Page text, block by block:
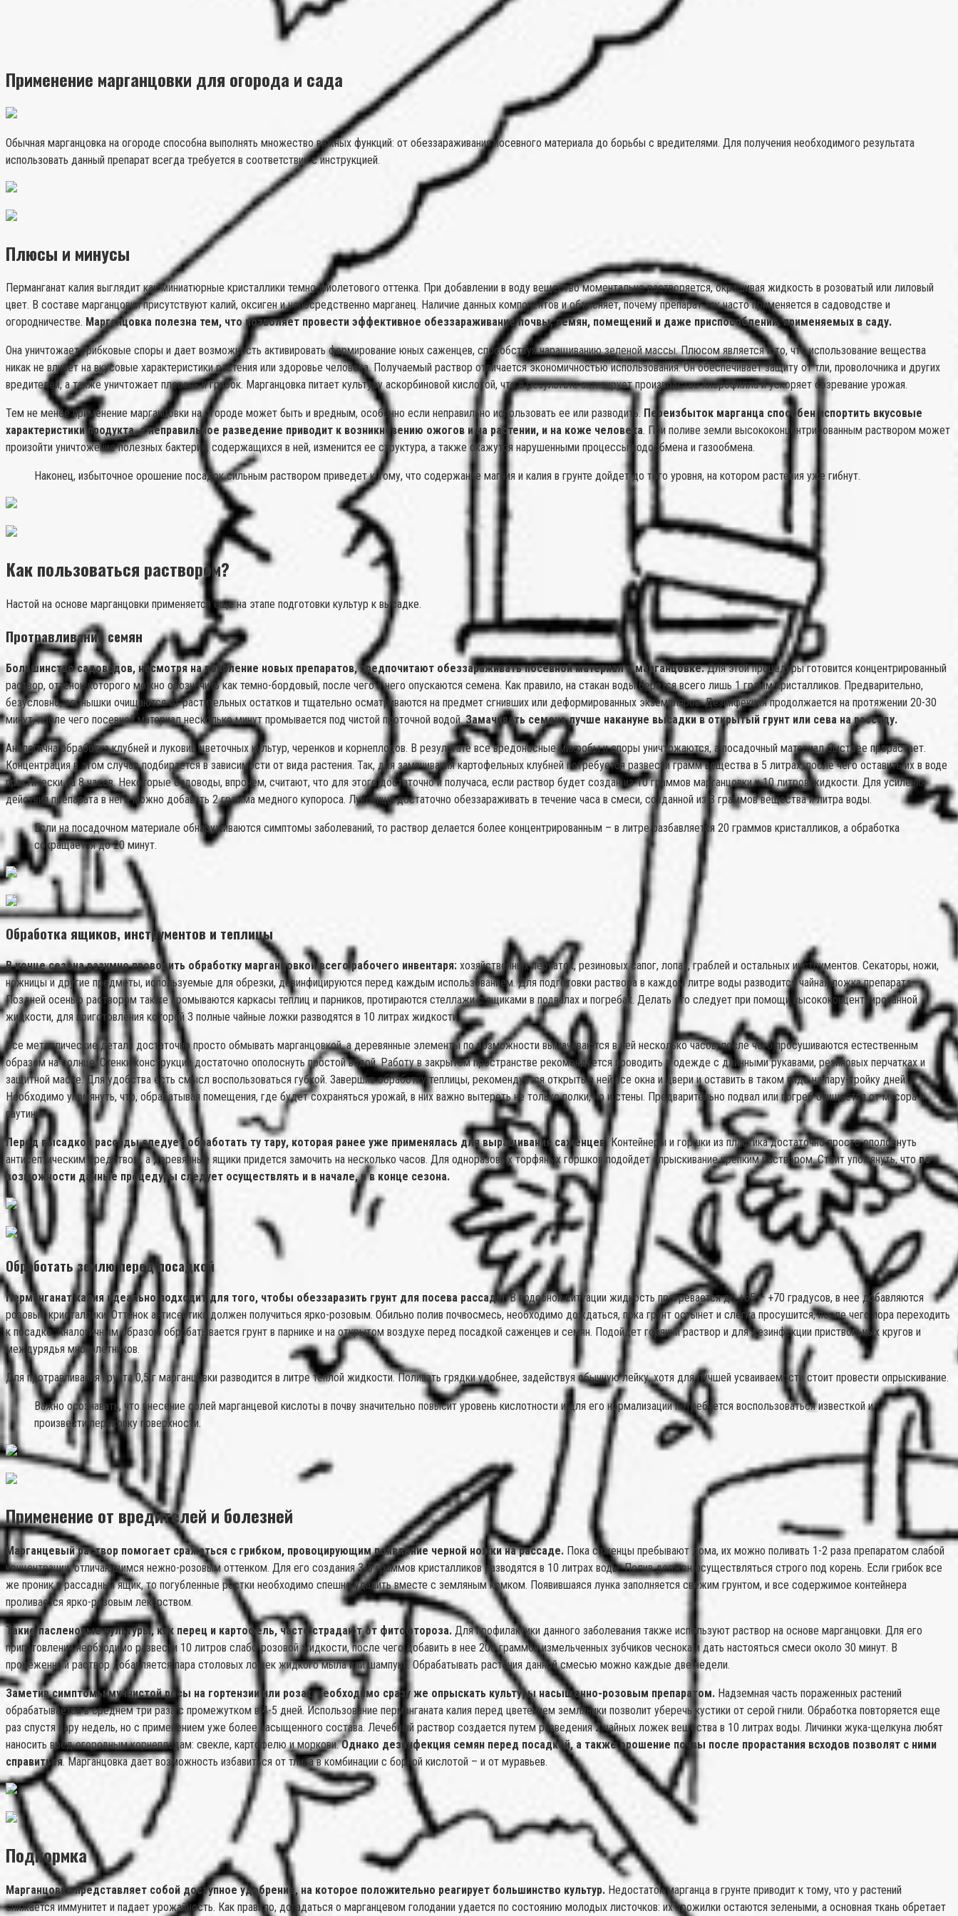
Применение марганцовки для огорода и сада
Обычная марганцовка на огороде способна выполнять множество важных функций: от обеззараживания посевного материала до борьбы с вредителями. Для получения необходимого результата
использовать данный препарат всегда требуется в соответствии с инструкцией.
Плюсы и минусы
Перманганат калия выглядит как миниатюрные кристаллики темно-фиолетового оттенка. При добавлении в воду вещество моментально растворяется, окрашивая жидкость в розоватый или лиловый
цвет. В составе марганцовки присутствуют калий, оксиген и непосредственно марганец. Наличие данных компонентов и объясняет, почему препарат так часто применяется в садоводстве и
огородничестве. Марганцовка полезна тем, что позволяет провести эффективное обеззараживание почвы, семян, помещений и даже приспособлений, применяемых в саду.
Она уничтожает грибковые споры и дает возможность активировать формирование юных саженцев, способствуя наращиванию зеленой массы. Плюсом является и то, что использование вещества
никак не влияет на вкусовые характеристики растения или здоровье человека. Получаемый раствор отличается экономичностью использования. Он обеспечивает защиту от тли, проволочника и других
вредителей, а также уничтожает плесень и грибок. Марганцовка питает культуру аскорбиновой кислотой, что в результате активирует производство хлорофилла и ускоряет созревание урожая.
Тем не менее применение марганцовки на огороде может быть и вредным, особенно если неправильно использовать ее или разводить. Переизбыток марганца способен испортить вкусовые
характеристики продукта, а неправильное разведение приводит к возникновению ожогов и на растении, и на коже человека. При поливе земли высококонцентрированным раствором может
произойти уничтожение полезных бактерий, содержащихся в ней, изменится ее структура, а также окажутся нарушенными процессы водообмена и газообмена.
Наконец, избыточное орошение посадок сильным раствором приведет к тому, что содержание магния и калия в грунте дойдет до того уровня, на котором растения уже гибнут.
Как пользоваться раствором?
Настой на основе марганцовки применяется еще на этапе подготовки культур к высадке.
Протравливание семян
Большинство садоводов, несмотря на появление новых препаратов, предпочитают обеззараживать посевной материал в марганцовке.Для этой процедуры готовится концентрированный
раствор, оттенок которого можно обозначить как темно-бордовый, после чего в него опускаются семена. Как правило, на стакан воды берется всего лишь 1 грамм кристалликов. Предварительно,
безусловно, зернышки очищаются от растительных остатков и тщательно осматриваются на предмет сгнивших или деформированных экземпляров. Дезинфекция продолжается на протяжении 20-30
минут, после чего посевной материал несколько минут промывается под чистой проточной водой.Замачивать семена лучше накануне высадки в открытый грунт или сева на рассаду.
Аналогична обработка клубней и луковиц цветочных культур, черенков и корнеплодов. В результате все вредоносные микробы и споры уничтожаются, а посадочный материал быстрее прорастает.
Концентрация в этом случае подбирается в зависимости от вида растения. Так, для замачивания картофельных клубней потребуется развести грамм вещества в 5 литрах, после чего оставить их в воде
практически на 8 часов. Некоторые садоводы, впрочем, считают, что для этого достаточно и получаса, если раствор будет создан из 10 граммов марганцовки и 10 литров жидкости. Для усиления
действия препарата в него можно добавить 2 грамма медного купороса. Луковицы достаточно обеззараживать в течение часа в смеси, созданной из 3 граммов вещества и литра воды.
Если на посадочном материале обнаруживаются симптомы заболеваний, то раствор делается более концентрированным – в литре разбавляется 20 граммов кристалликов, а обработка
сокращается до 20 минут.
Обработка ящиков, инструментов и теплицы
В конце сезона разумно проводить обработку марганцовкой всего рабочего инвентаря: хозяйственных перчаток, резиновых сапог, лопат, граблей и остальных инструментов. Секаторы, ножи,
ножницы и другие предметы, используемые для обрезки, дезинфицируются перед каждым использованием. Для подготовки раствора в каждом литре воды разводится чайная ложка препарата.
Поздней осенью раствором также промываются каркасы теплиц и парников, протираются стеллажи с ящиками в подвалах и погребах. Делать это следует при помощи высококонцентрированной
жидкости, для приготовления которой 3 полные чайные ложки разводятся в 10 литрах жидкости.
Все металлические детали достаточно просто обмывать марганцовкой, а деревянные элементы по возможности вымачиваются в ней несколько часов, после чего просушиваются естественным
образом на солнце. Стенки конструкции достаточно ополоснуть простой водой. Работу в закрытом пространстве рекомендуется проводить в одежде с длинными рукавами, резиновых перчатках и
защитной маске. Для удобства есть смысл воспользоваться губкой. Завершив обработку теплицы, рекомендуется открыть в ней все окна и двери и оставить в таком виде на пару-тройку дней.
Необходимо упомянуть, что, обрабатывая помещения, где будет сохраняться урожай, в них важно вытереть не только полки, но и стены. Предварительно подвал или погреб очищается от мусора и
паутины.
Перед высадкой рассады следует обработать ту тару, которая ранее уже применялась для выращивания саженцев.Контейнеры и горшки из пластика достаточно просто ополоснуть
антисептическим средством, а деревянные ящики придется замочить на несколько часов. Для одноразовых торфяных горшков подойдет опрыскивание крепким раствором. Стоит упомянуть, чтопо
возможности данные процедуры следует осуществлять и в начале, и в конце сезона.
Обработать землю перед посадкой
Перманганат калия идеально подходит для того, чтобы обеззаразить грунт для посева рассады. В подобной ситуации жидкость прогревается до +65 – +70 градусов, в нее добавляются
розовые кристаллики. Оттенок антисептика должен получиться ярко-розовым. Обильно полив почвосмесь, необходимо дождаться, пока грунт остынет и слегка просушится, после чего пора переходить
к посадке. Аналогичным образом обрабатывается грунт в парнике и на открытом воздухе перед посадкой саженцев и семян. Подойдет горячий раствор и для дезинфекции приствольных кругов и
междурядья многолетников.
Для протравливания грунта 0,5 г марганцовки разводится в литре теплой жидкости. Поливать грядки удобнее, задействуя обычную лейку, хотя для лучшей усваиваемости стоит провести опрыскивание.
Важно осознавать, что внесение солей марганцевой кислоты в почву значительно повысит уровень кислотности и для его нормализации потребуется воспользоваться известкой и
произвести перекопку поверхности.
Применение от вредителей и болезней
Марганцевый раствор помогает сражаться с грибком, провоцирующим появление черной ножки на рассаде. Пока саженцы пребывают дома, их можно поливать 1-2 раза препаратом слабой
концентрации, отличающимся нежно-розовым оттенком. Для его создания 3-5 граммов кристалликов разводятся в 10 литрах воды. Полив должен осуществляться строго под корень. Если грибок все
же проник в рассадный ящик, то погубленные ростки необходимо спешно удалить вместе с земляным комком. Появившаяся лунка заполняется свежим грунтом, и все содержимое контейнера
проливается ярко-розовым лекарством.
Такие пасленовые культуры, как перец и картофель, часто страдают от фитофтороза. Для профилактики данного заболевания также используют раствор на основе марганцовки. Для его
приготовления необходимо развести 10 литров слабо-розовой жидкости, после чего добавить в нее 200 граммов измельченных зубчиков чеснока и дать настояться смеси около 30 минут. В
процеженный раствор добавляется пара столовых ложек жидкого мыла или шампуня. Обрабатывать растения данной смесью можно каждые две недели.
Заметив симптомы мучнистой росы на гортензии или розах, необходимо сразу же опрыскать культуры насыщенно-розовым препаратом. Надземная часть пораженных растений
обрабатывается в среднем три раза с промежутком в 4-5 дней. Использование перманганата калия перед цветением земляники позволит уберечь кустики от серой гнили. Обработка повторяется еще
раз спустя пару недель, но с применением уже более насыщенного состава. Лечебный раствор создается путем разведения 2 чайных ложек вещества в 10 литрах воды. Личинки жука-щелкуна любят
наносить вред огородным корнеплодам: свекле, картофелю и моркови.Однако дезинфекция семян перед посадкой, а также орошение почвы после прорастания всходов позволят с ними
справиться. Марганцовка дает возможность избавиться от тли, а в комбинации с борной кислотой – и от муравьев.
Подкормка
Марганцовка представляет собой доступное удобрение, на которое положительно реагирует большинство культур. Недостаток марганца в грунте приводит к тому, что у растений
снижается иммунитет и падает урожайность. Как правило, догадаться о марганцевом голодании удается по состоянию молодых листочков: их прожилки остаются зелеными, а основная ткань обретает